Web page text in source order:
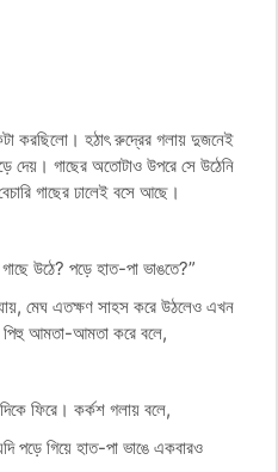
করছিলো। হঠাৎ রুদ্রের গলায় দুজনেই
দেয়। গাছের অতোটাও উপরে সে উঠেনি
গাছের ঢালেই বসে আছে।
উঠে? পড়ে হাত-পা ভাঙতে?”
মেঘ এতক্ষণ সাহস করে উঠলেও এখন
পিহু আমতা-আমতা করে বলে,
ফিরে। কর্কশ গলায় বলে,
পড়ে গিয়ে হাত-পা ভাঙে একবারও